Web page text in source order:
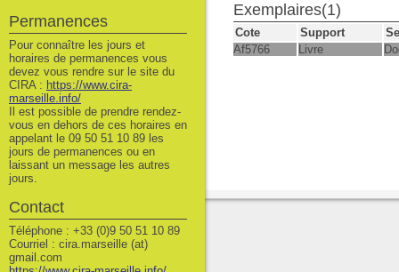
Exemplaires(1)
Cote Support
Af5766
Livre
Permanences
Pour connaître les jours et
horaires de permanences vous
devez vous rendre sur le site du
CIRA : https://www.cira-
marseille.info/
Il est possible de prendre rendez-
vous en dehors de ces horaires en
appelant le 09 50 51 10 89 les
jours de permanences ou en
laissant un message les autres
jours.
Contact
Téléphone : +33 (0)9 50 51 10 89
Courriel : cira.marseille (at)
gmail.com